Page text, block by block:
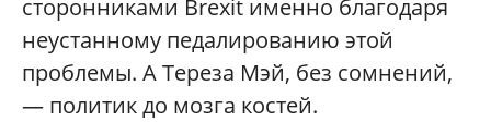
сторонниками Brexit именно благодаря
неустанному педалированию этой
проблемы. А Тереза Мэй, без сомнений,
— политик до мозга костей.